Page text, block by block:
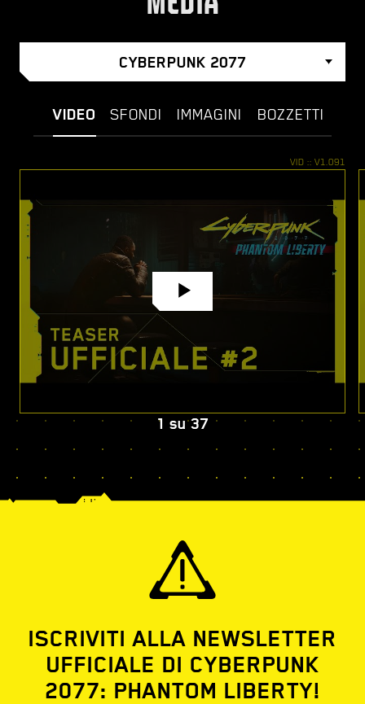
CYBERPUNK 2077
VIDEO SFONDI IMMAGINI BOZZETTI
1 su37
ISCRIVITI ALLA NEWSLETTER
UFFICIALE DI CYBERPUNK
2077: PHANTOM LIBERTY!